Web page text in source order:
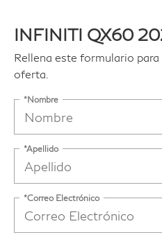
INFINITI QX60
Rellena este formulario
oferta.
*Nombre
*Apellido
*Correo Electrónico